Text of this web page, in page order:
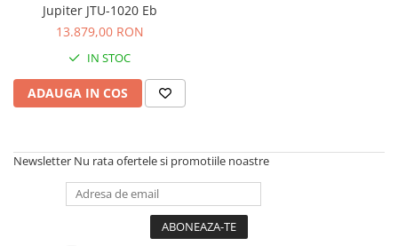
Case-uri de microfoane
Microfoane de broadcast
Microfoane de instrumente
Microfoane de masurare si
calibrare
Microfoane de voce si live
Microfoane lavaliera si headset
Microfoane podcast, USB, iOS /
Jupiter JTU-1020 Eb
13.879,00 RON
IN STOC
ADAUGA IN COS
Newsletter Nu rata ofertele si promotiile noastre